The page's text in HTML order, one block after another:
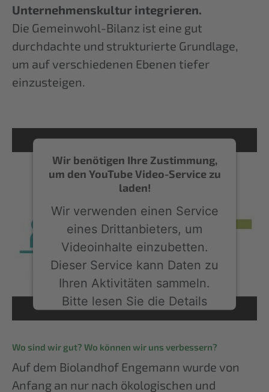
Unternehmenskultur integrieren.
Die Gemeinwohl-Bilanz ist eine gut
durchdachte und strukturierte Grundlage,
um auf verschiedenen Ebenen tiefer
einzusteigen.
Wir benötigen Ihre Zustimmung,
um den YouTube Video-Service zu
laden!
Wir verwenden einen Service
eines Drittanbieters, um
Videoinhalte einzubetten.
Dieser Service kann Daten zu
Ihren Aktivitäten sammeln.
Bitte lesen Sie die Details
durch und stimmen Sie der
dieses Video anzusehen.
Mehr Informationen
Wo sind wir gut? Wo können wir uns verbessern?
Auf dem Biolandhof Engemann wurde von
Anfang an nur nach ökologischen und